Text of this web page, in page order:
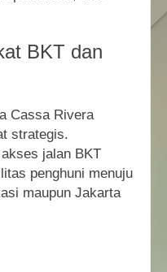
BKT dan
Cassa Rivera
strategis.
jalan BKT
penghuni menuju
maupun Jakarta